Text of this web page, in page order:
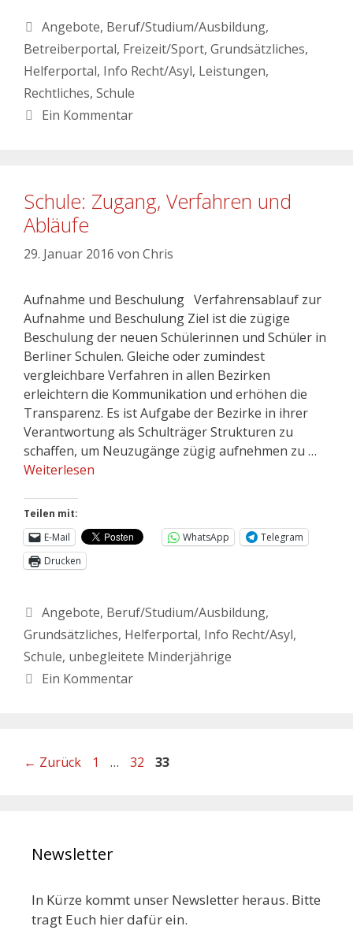
Angebote, Beruf/Studium/Ausbildung,
Betreiberportal, Freizeit/Sport, Grundsätzliches,
Helferportal, Info Recht/Asyl, Leistungen,
Rechtliches, Schule
Ein Kommentar
Schule: Zugang, Verfahren und
Abläufe
29. Januar 2016 von Chris
Aufnahme und Beschulung Verfahrensablauf zur
Aufnahme und Beschulung Ziel ist die zügige
Beschulung der neuen Schülerinnen und Schüler in
Berliner Schulen. Gleiche oder zumindest
vergleichbare Verfahren in allen Bezirken
erleichtern die Kommunikation und erhöhen die
Transparenz. Es ist Aufgabe der Bezirke in ihrer
Verantwortung als Schulträger Strukturen zu
schaffen, um Neuzugänge zügig aufnehmen zu …
Weiterlesen
Teilen mit:
E-Mail
WhatsApp
Telegram
Drucken
Angebote, Beruf/Studium/Ausbildung,
Grundsätzliches, Helferportal, Info Recht/Asyl,
Schule, unbegleitete Minderjährige
Ein Kommentar
← Zurück 1 … 32 33
Newsletter
In Kürze kommt unser Newsletter heraus. Bitte
tragt Euch hier dafür ein.